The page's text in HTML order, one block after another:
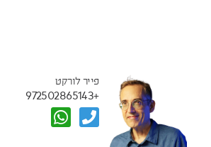
פייר לורקט
+972502865143